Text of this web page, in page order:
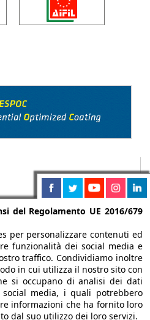
Per la tua pubblicità
Iscriviti alla
del Regolamento UE 2016/679
per personalizzare contenuti ed
funzionalità dei social media e
traffico. Condividiamo inoltre
in cui utilizza il nostro sito con
si occupano di analisi dei dati
media, i quali potrebbero
informazioni che ha fornito loro
dal suo utilizzo dei loro servizi.